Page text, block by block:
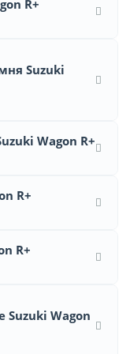
R+
Suzuki
Wagon R+
R+
R+
Wagon